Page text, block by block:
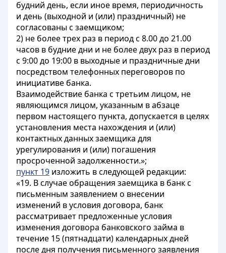
будний день, если иное время, периодичность
и день (выходной и (или) праздничный) не
согласованы с заемщиком;
2) не более трех раз в период с 8.00 до 21.00
часов в будние дни и не более двух раз в период
с 9:00 до 19:00 в выходные и праздничные дни
посредством телефонных переговоров по
инициативе банка.
Взаимодействие банка с третьим лицом, не
являющимся лицом, указанным в абзаце
первом настоящего пункта, допускается в целях
установления места нахождения и (или)
контактных данных заемщика для
урегулирования и (или) погашения
просроченной задолженности.»;
пункт 19 изложить в следующей редакции:
«19. В случае обращения заемщика в банк с
письменным заявлением о внесении
изменений в условия договора, банк
рассматривает предложенные условия
изменения договора банковского займа в
течение 15 (пятнадцати) календарных дней
после дня получения письменного заявления